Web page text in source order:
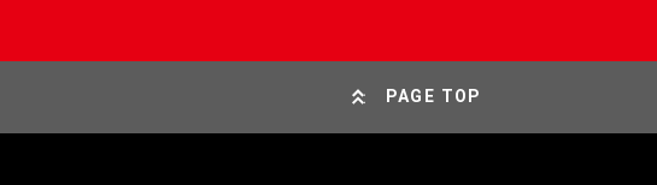
PAGE TOP